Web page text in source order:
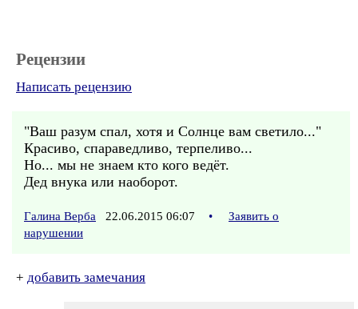
Рецензии
Написать рецензию
"Ваш разум спал, хотя и Солнце вам светило..."
Красиво, спараведливо, терпеливо...
Но... мы не знаем кто кого ведёт.
Дед внука или наоборот.
Галина Верба 22.06.2015 06:07 •
Заявить о
нарушении
+ добавить замечания